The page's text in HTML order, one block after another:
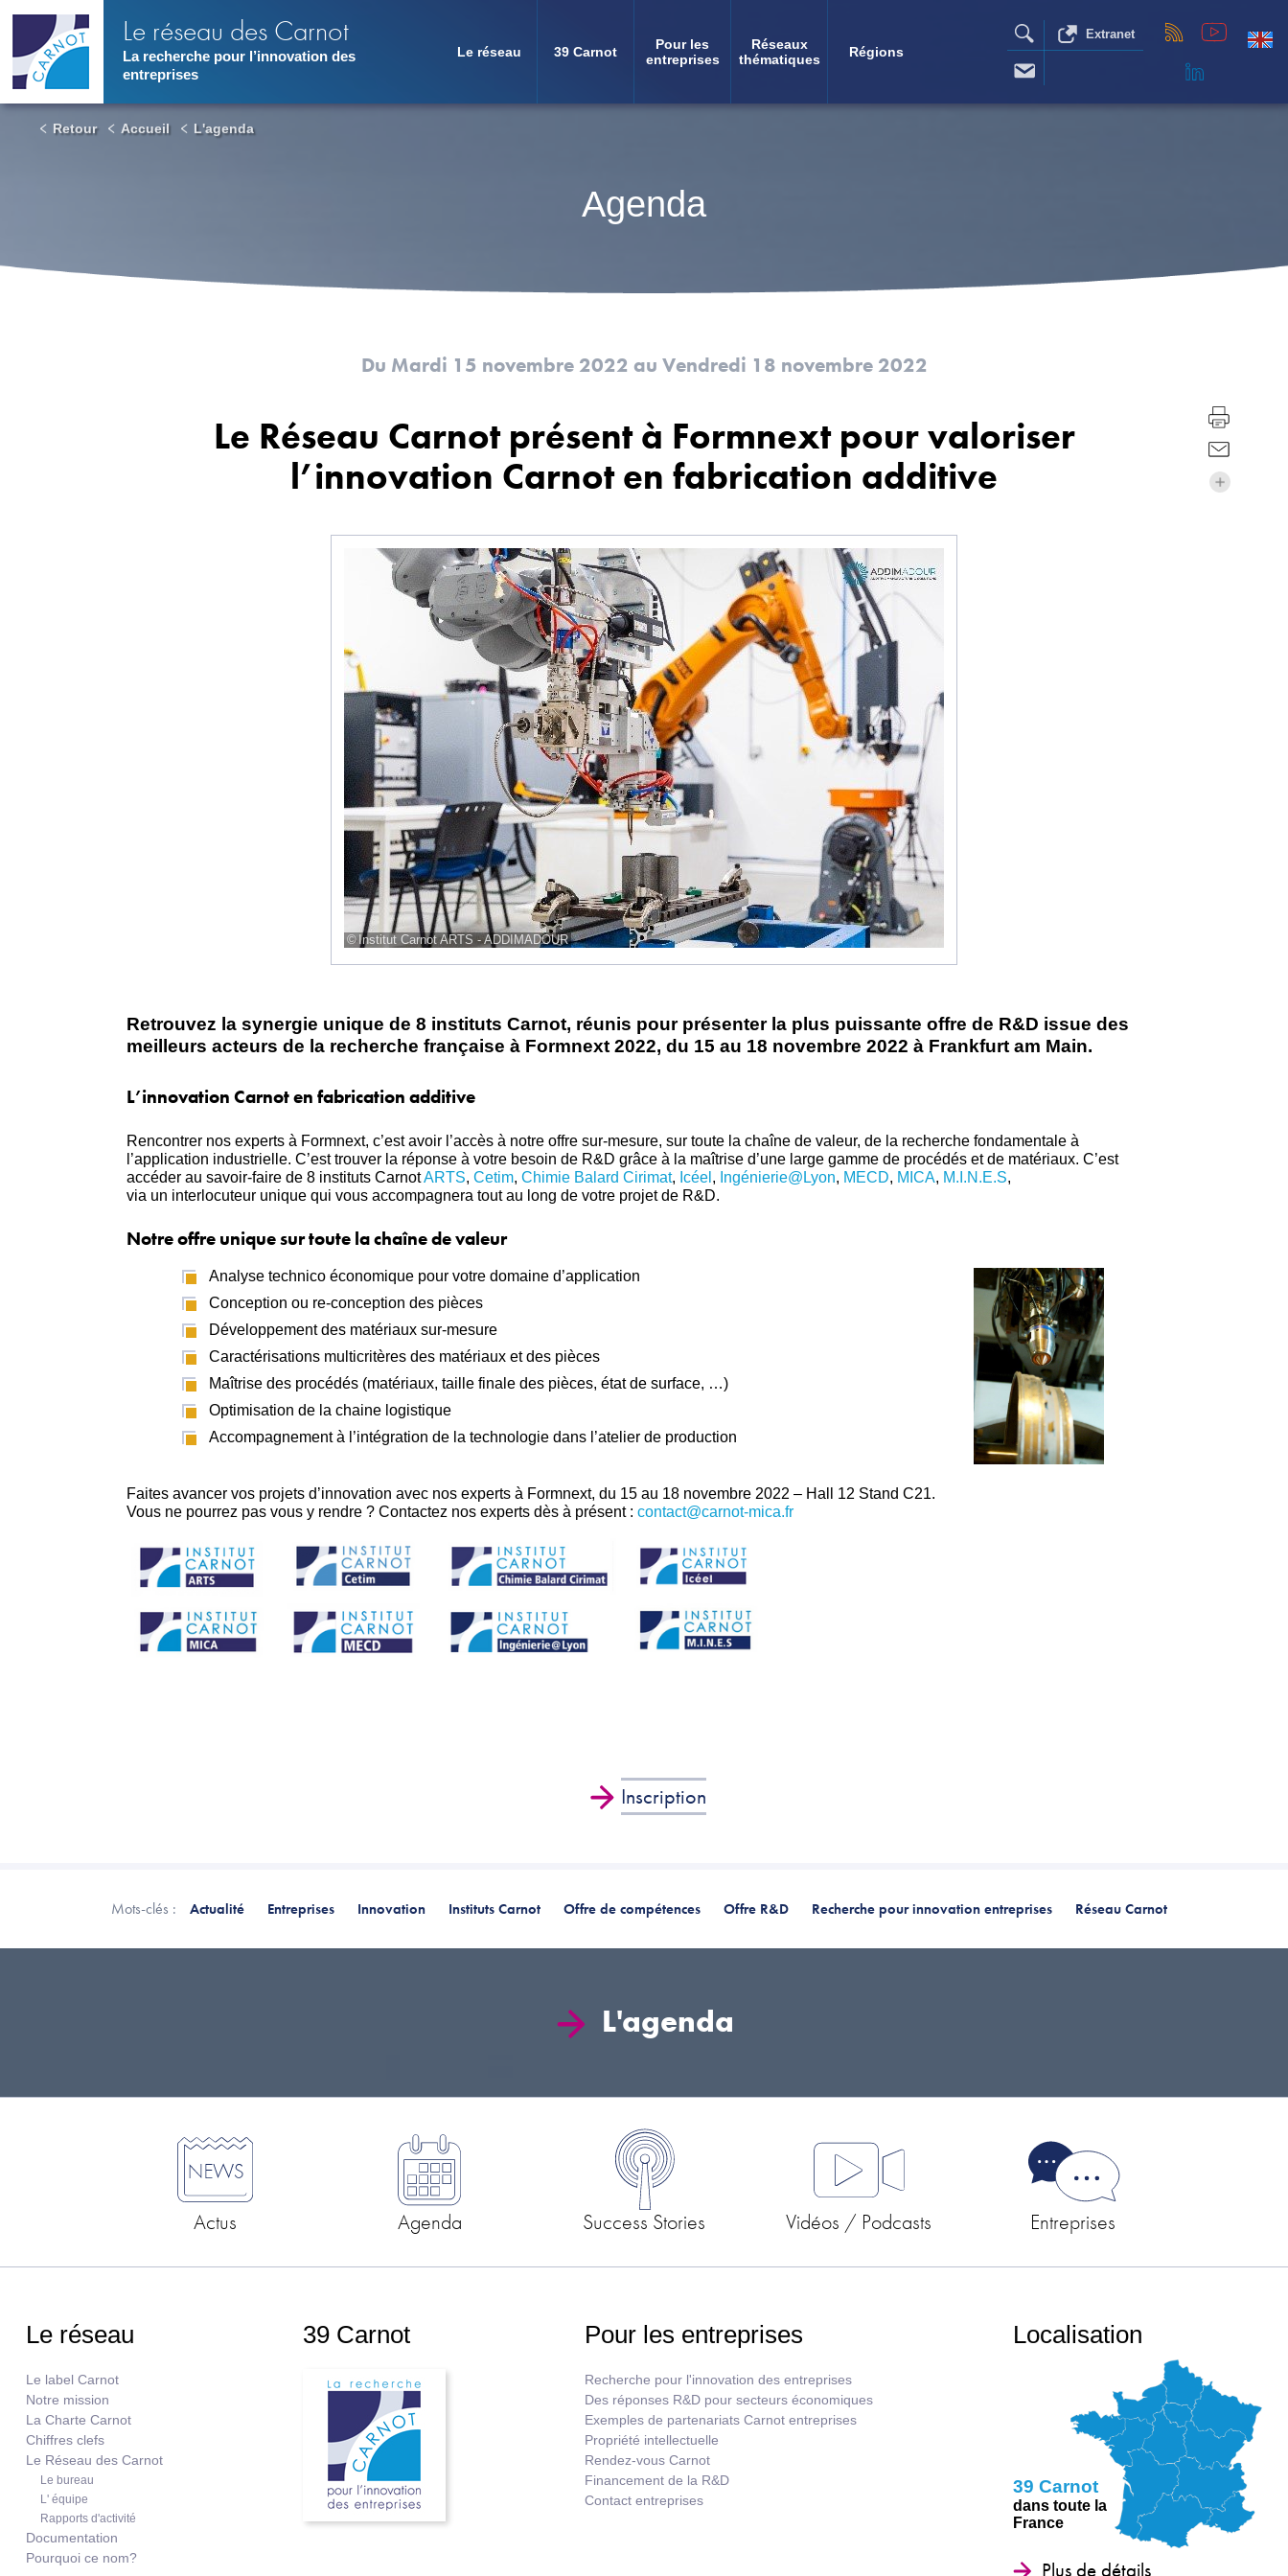
contenu
principal
Le réseau des Carnot
La recherche pour l’innovation des
entreprises
Navigation
principale
Le réseau 39 Carnot
Pour les
entreprises
Réseaux
thématiques
Régions
Extranet
Retour Accueil L'agenda
Agenda
Du Mardi 15 novembre 2022 au Vendredi 18 novembre 2022
Le Réseau Carnot présent à Formnext pour valoriser
l’innovation Carnot en fabrication additive
Institut Carnot ARTS - ADDIMADOUR
Retrouvez la synergie unique de 8 instituts Carnot, réunis pour présenter la plus puissante offre de R&D issue des
meilleurs acteurs de la recherche française à Formnext 2022, du 15 au 18 novembre 2022 à Frankfurt am Main.
L’innovation Carnot en fabrication additive
Rencontrer nos experts à Formnext, c’est avoir l’accès à notre offre sur-mesure, sur toute la chaîne de valeur, de la recherche fondamentale à
l’application industrielle. C’est trouver la réponse à votre besoin de R&D grâce à la maîtrise d’une large gamme de procédés et de matériaux. C’est
accéder au savoir-faire de 8 instituts CarnotARTS, Cetim, Chimie Balard Cirimat, Icéel , Ingénierie@Lyon, MECD, MICA, M.I.N.E.S,
via un interlocuteur unique qui vous accompagnera tout au long de votre projet de R&D.
Notre offre unique sur toute la chaîne de valeur
Analyse technico économique pour votre domaine d’application
Conception ou re-conception des pièces
Développement des matériaux sur-mesure
Caractérisations multicritères des matériaux et des pièces
Maîtrise des procédés (matériaux, taille finale des pièces, état de surface, …)
Optimisation de la chaine logistique
Accompagnement à l’intégration de la technologie dans l’atelier de production
Faites avancer vos projets d’innovation avec nos experts à Formnext, du 15 au 18 novembre 2022 – Hall 12 Stand C21.
Vous ne pourrez pas vous y rendre ? Contactez nos experts dès à présent : contact@carnot-mica.fr
Inscription
Mots-clés : Actualité Entreprises Innovation Instituts Carnot Offre de compétences Offre R&D Recherche pour innovation entreprises Réseau Carnot
L'agenda
Actus Agenda Success Stories Vidéos / Podcasts Entreprises
Le réseau
Le label Carnot
Notre mission
La Charte Carnot
Chiffres clefs
Le Réseau des Carnot
Le bureau
L' équipe
Rapports d'activité
Documentation
Pourquoi ce nom?
39 Carnot Pour les entreprises
Recherche pour l'innovation des entreprises
Des réponses R&D pour secteurs économiques
Exemples de partenariats Carnot entreprises
Propriété intellectuelle
Rendez-vous Carnot
Financement de la R&D
Contact entreprises
Localisation
39 Carnot
dans toute la
France
Plus de détails